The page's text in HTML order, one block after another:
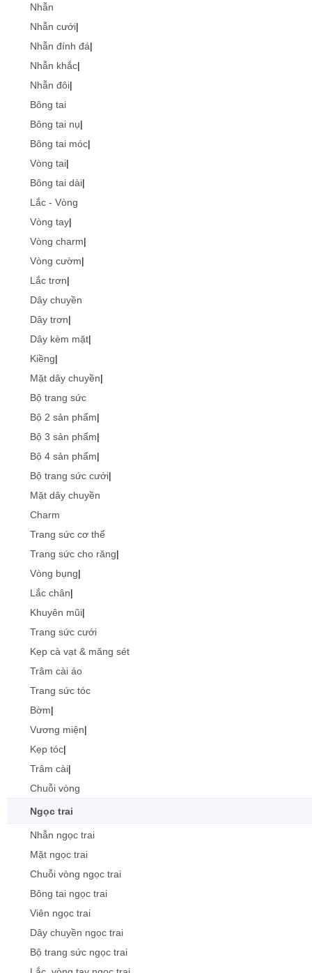
Nhẫn
Nhẫn cưới|
Nhẫn đính đá|
Nhẫn khắc|
Nhẫn đôi|
Bông tai
Bông tai nụ|
Bông tai móc|
Vòng tai|
Bông tai dài|
Lắc - Vòng
Vòng tay|
Vòng charm|
Vòng cườm|
Lắc trơn|
Dây chuyền
Dây trơn|
Dây kèm mặt|
Kiềng|
Mặt dây chuyền|
Bộ trang sức
Bộ 2 sản phẩm|
Bộ 3 sản phẩm|
Bộ 4 sản phẩm|
Bộ trang sức cưới|
Mặt dây chuyền
Charm
Trang sức cơ thể
Trang sức cho răng|
Vòng bụng|
Lắc chân|
Khuyên mũi|
Trang sức cưới
Kẹp cà vạt & măng sét
Trâm cài áo
Trang sức tóc
Bờm|
Vương miện|
Kẹp tóc|
Trâm cài|
Chuỗi vòng
Ngọc trai
Nhẫn ngọc trai
Mặt ngọc trai
Chuỗi vòng ngọc trai
Bông tai ngọc trai
Viên ngọc trai
Dây chuyền ngọc trai
Bộ trang sức ngọc trai